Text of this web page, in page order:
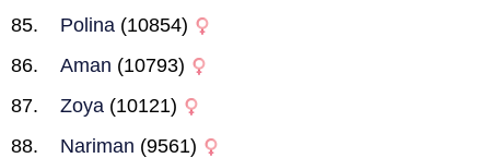
Polina (10854)
Aman (10793)
Zoya (10121)
Nariman (9561)